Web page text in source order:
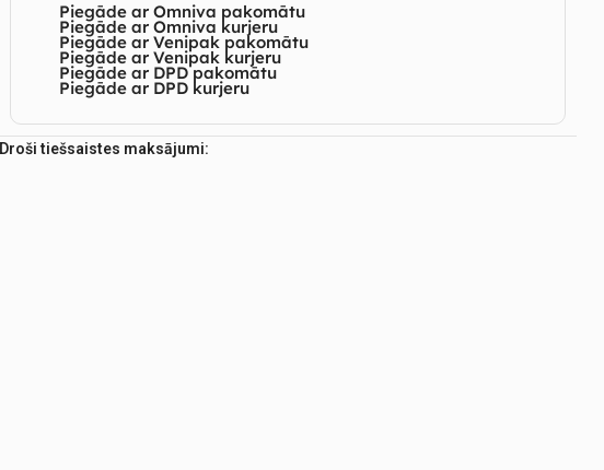
Piegāde ar Omniva pakomātu
Piegāde ar Omniva kurjeru
Piegāde ar Venipak pakomātu
Piegāde ar Venipak kurjeru
Piegāde ar DPD pakomātu
Piegāde ar DPD kurjeru
Droši tiešsaistes maksājumi: